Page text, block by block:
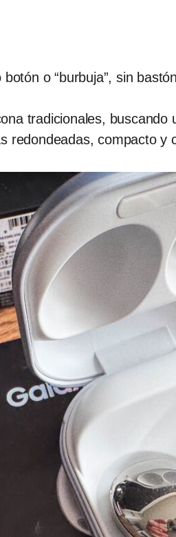
o “burbuja”, sin
tradicionales, buscando
redondeadas, compacto y